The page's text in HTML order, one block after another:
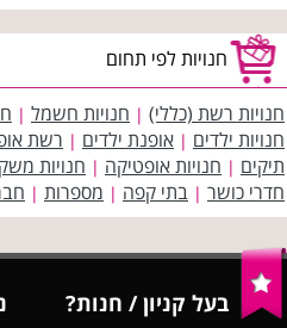
חנויות לפי תחום
חנויות רשת (כללי) | חנויות חשמל |
חנויות ילדים | אופנת ילדים | רשת
תיקים | חנויות אופטיקה | חנויות
חדרי כושר | בתי קפה | מספרות |
בעל קניון / חנות?